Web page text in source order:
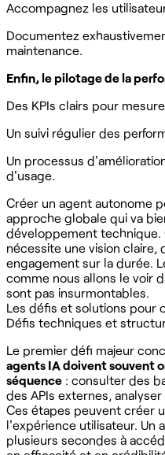
Accompagnez les
Documentez
maintenance.
Enfin, le pilotage de la
Des KPIs clairs pour
Un suivi régulier des
Un processus
d'usage.
Créer un agent autonome
approche globale qui va
développement
nécessite une vision claire,
engagement sur la durée.
comme nous allons le voir
sont pas insurmontables.
Les défis et solutions pour
Défis techniques et
Le premier défi majeur
agents IA doivent souvent
séquence : consulter des
des APIs externes,
Ces étapes peuvent créer
l'expérience utilisateur. Un
plusieurs secondes à